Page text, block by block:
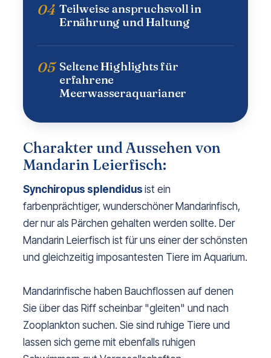
04 Teilweise anspruchsvoll in
Ernährung und Haltung
05 Seltene Highlights für
erfahrene
Meerwasseraquarianer
Charakter und Aussehen von
Mandarin Leierfisch:
Synchiropus splendidus ist ein
farbenprächtiger, wunderschöner Mandarinfisch,
der nur als Pärchen gehalten werden sollte. Der
Mandarin Leierfisch ist für uns einer der schönsten
und gleichzeitig imposantesten Tiere im Aquarium.
Mandarinfische haben Bauchflossen auf denen
Sie über das Riff scheinbar "gleiten" und nach
Zooplankton suchen. Sie sind ruhige Tiere und
lassen sich gerne mit ebenfalls ruhigen